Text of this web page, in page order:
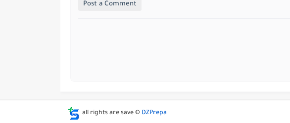
Post a Comment
all rights are save © DZPrepa